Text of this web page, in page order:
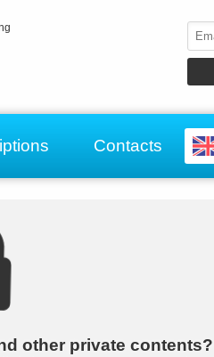
Contacts
other private contents?